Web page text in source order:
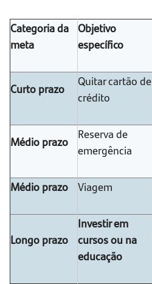
Categoria da
meta
Objetivo
específico
Curto prazo
Quitar cartão de
crédito
Médio prazo
Reserva de
emergência
Médio prazo Viagem
Longo prazo
Investir em
cursos ou na
educação